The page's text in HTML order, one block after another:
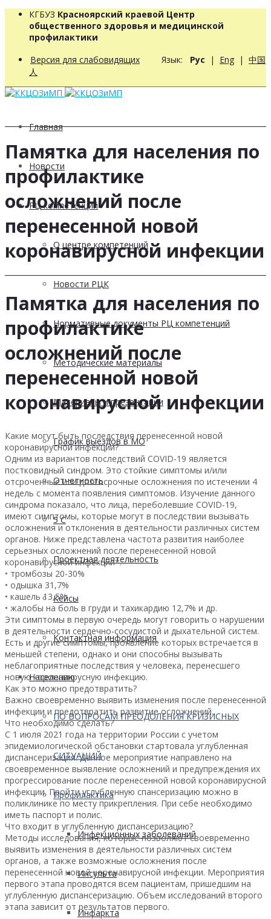
КГБУЗ Красноярский краевой Центр
общественного здоровья и медицинской
профилактики
Версия для слабовидящих Язык: Рус | Eng | 中国
人
Главная
Новости
РЦ компетенций
О центре компетенций
Новости РЦК
Нормативные документы РЦ компетенций
Методические материалы
Материалы и презентации
График выездов в МО
Отчетность
5 С
Проектная деятельность
Кейсы
Контактная информация
Населению
ПО ВОПРОСАМ ПРЕОДОЛЕНИЯ КРИЗИСНЫХ
СИТУАЦИЙ
Профилактика
Инфекционных заболеваний
Инсульта
Инфаркта
Памятка для населения по
профилактике
осложнений после
перенесенной новой
коронавирусной инфекции
Памятка для населения по
профилактике
осложнений после
перенесенной новой
коронавирусной инфекции
Какие могут быть последствия перенесенной новой
коронавирусной инфекции?
Одним из вариантов последствий COVID-19 является
постковидный синдром. Это стойкие симптомы и/или
отсроченные или долгосрочные осложнения по истечении 4
недель с момента появления симптомов. Изучение данного
синдрома показало, что лица, переболевшие COVID-19,
имеют симптомы, которые могут в последствии вызывать
осложнения и отклонения в деятельности различных систем
органов. Ниже представлена частота развития наиболее
серьезных осложнений после перенесенной новой
коронавирусной инфекции*:
• тромбозы 20-30%
• одышка 31,7%
• кашель 13,5%
• жалобы на боль в груди и тахикардию 12,7% и др.
Эти симптомы в первую очередь могут говорить о нарушении
в деятельности сердечно-сосудистой и дыхательной систем.
Есть и другие симптомы, проявление которых встречается в
меньшей степени, однако и они способны вызывать
неблагоприятные последствия у человека, перенесшего
новую коронавирусную инфекцию.
Как это можно предотвратить?
Важно своевременно выявить изменения после перенесенной
инфекции и предотвратить развитие осложнений.
Что необходимо сделать?
С 1 июля 2021 года на территории России с учетом
эпидемиологической обстановки стартовала углубленная
диспансеризация. Данное мероприятие направлено на
своевременное выявление осложнений и предупреждения их
прогрессирование после перенесенной новой коронавирусной
инфекции. Пройти углубленную спансеризацию можно в
поликлинике по месту прикрепления. При себе необходимо
иметь паспорт и полис.
Что входит в углубленную диспансеризацию?
Методы исследования, которые позволяют своевременно
выявить изменения в деятельности различных систем
органов, а также возможные осложнения после
перенесенной новой коронавирусной инфекции. Мероприятия
первого этапа проводятся всем пациентам, пришедшим на
углубленную диспансеризацию. Объем исследований второго
этапа зависит от результатов первого.